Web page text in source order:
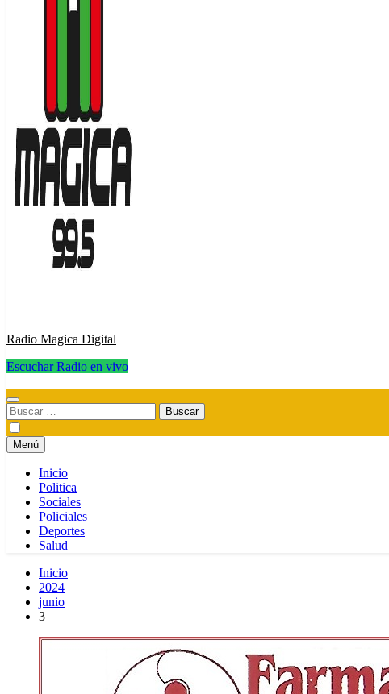
Radio Magica Digital
Escuchar Radio en vivo
Buscar:
Menú
Inicio
Politica
Sociales
Policiales
Deportes
Salud
Inicio
2024
junio
3